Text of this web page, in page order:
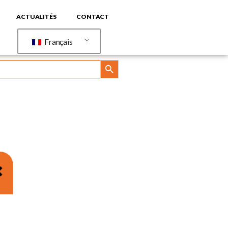
ACTUALITÉS CONTACT
Français
BOUTON DE RECHERCHE